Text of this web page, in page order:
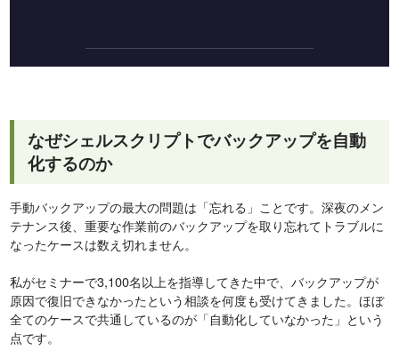
なぜシェルスクリプトでバックアップを自動
化するのか
手動バックアップの最大の問題は「忘れる」ことです。深夜のメン
テナンス後、重要な作業前のバックアップを取り忘れてトラブルに
なったケースは数え切れません。
私がセミナーで3,100名以上を指導してきた中で、バックアップが
原因で復旧できなかったという相談を何度も受けてきました。ほぼ
全てのケースで共通しているのが「自動化していなかった」という
点です。